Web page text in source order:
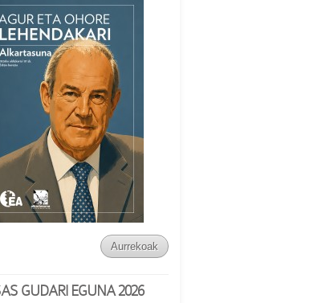
Aurrekoak
GUDARI EGUNA 2026